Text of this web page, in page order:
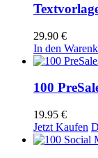
29.90 €
In den
100
19.95 €
Jetzt Kaufen